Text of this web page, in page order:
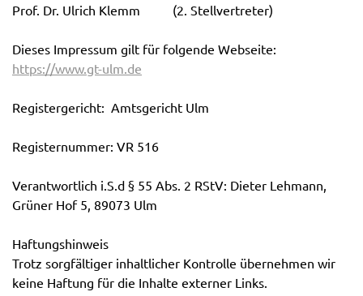
Prof. Dr. Ulrich Klemm (2. Stellvertreter)
Dieses Impressum gilt für folgende Webseite:
https://www.gt-ulm.de
Registergericht: Amtsgericht Ulm
Registernummer: VR 516
Verantwortlich i.S.d § 55 Abs. 2 RStV: Dieter Lehmann,
Grüner Hof 5, 89073 Ulm
Haftungshinweis
Trotz sorgfältiger inhaltlicher Kontrolle übernehmen wir
keine Haftung für die Inhalte externer Links.